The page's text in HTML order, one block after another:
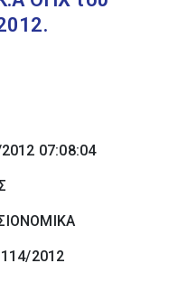
07:08:04
2012